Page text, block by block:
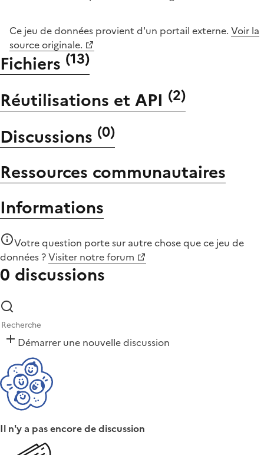
Ce jeu de données provient d'un portail externe. Voir la
source originale.
Fichiers (13)
Réutilisations et API (2)
Discussions (0)
Ressources communautaires
Informations
Votre question porte sur autre chose quece jeu de
données ?Visiter notre forum
0 discussions
Démarrer une nouvelle discussion
Il n'y a pas encore de discussion